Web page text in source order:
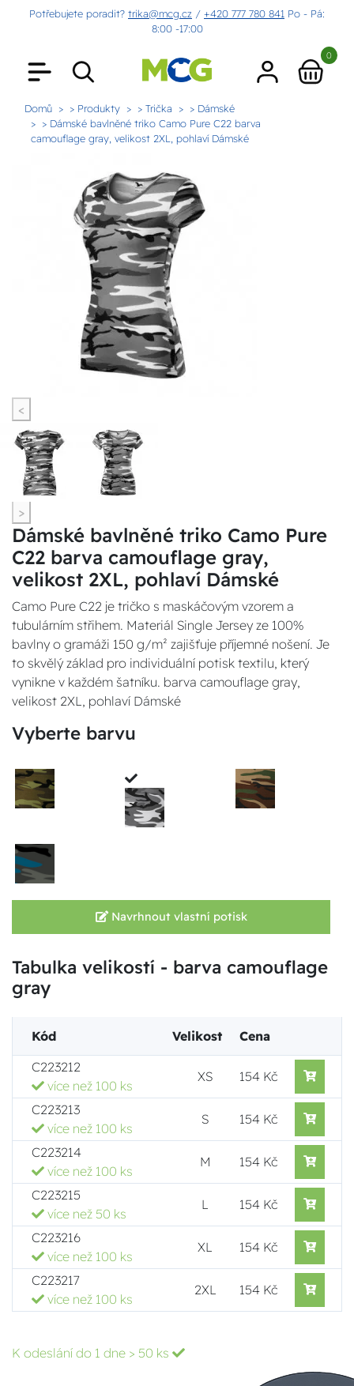
Potřebujete poradit? trika@mcg.cz / +420 777 780 841 Po - Pá:
8:00 -17:00
0
Domů > Produkty > Trička
> Dámské
> Dámské bavlněné triko Camo Pure C22 barva
camouflage gray, velikost 2XL, pohlaví Dámské
<
>
Dámské bavlněné triko Camo Pure
C22 barva camouflage gray,
velikost 2XL, pohlaví Dámské
Camo Pure C22 je tričko s maskáčovým vzorem a
tubulárním střihem. Materiál Single Jersey ze 100%
bavlny o gramáži 150 g/m² zajišťuje příjemné nošení. Je
to skvělý základ pro individuální potisk textilu, který
vynikne v každém šatníku. barva camouflage gray,
velikost 2XL, pohlaví Dámské
Vyberte barvu
Navrhnout vlastní potisk
Tabulka velikostí - barva camouflage
gray
Kód Velikost
Cena
C223212
více než 100 ks
XS 154 Kč
C223213
více než 100 ks
S 154 Kč
C223214
více než 100 ks
M 154 Kč
C223215
více než 50 ks
L 154 Kč
C223216
více než 100 ks
XL 154 Kč
C223217
více než 100 ks
2XL 154 Kč
K odeslání do 1 dne > 50 ks